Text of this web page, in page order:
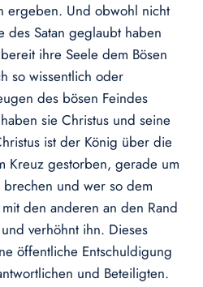
ergeben. Und obwohl nicht
des Satan geglaubt haben
ihre Seele dem Bösen
so wissentlich oder
des bösen Feindes
sie Christus und seine
ist der König über die
Kreuz gestorben, gerade um
brechen und wer so dem
den anderen an den Rand
verhöhnt ihn. Dieses
öffentliche Entschuldigung
und Beteiligten.